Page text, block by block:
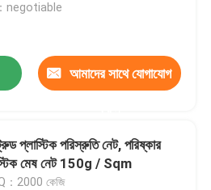
negotiable
আমাদের সাথে যোগাযোগ
প্লাস্টিক পরিস্রুতি নেট, পরিষ্কার
মেষ নেট 150g / Sqm
：2000 কেজি